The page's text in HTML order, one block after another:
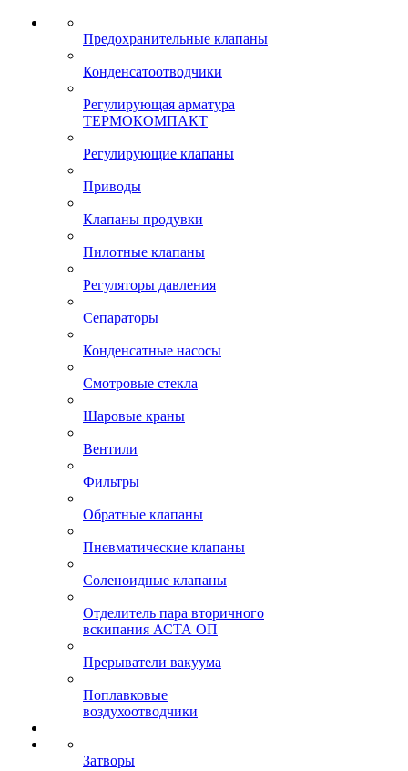
Предохранительные клапаны
Конденсатоотводчики
Регулирующая арматура
ТЕРМОКОМПАКТ
Регулирующие клапаны
Приводы
Клапаны продувки
Пилотные клапаны
Регуляторы давления
Сепараторы
Конденсатные насосы
Смотровые стекла
Шаровые краны
Вентили
Фильтры
Обратные клапаны
Пневматические клапаны
Соленоидные клапаны
Отделитель пара вторичного
вскипания АСТА ОП
Прерыватели вакуума
Поплавковые
воздухоотводчики
Затворы